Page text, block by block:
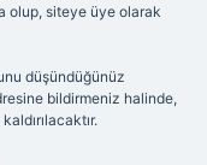
olup, siteye üye olarak
düşündüğünüz
bildirmeniz halinde,